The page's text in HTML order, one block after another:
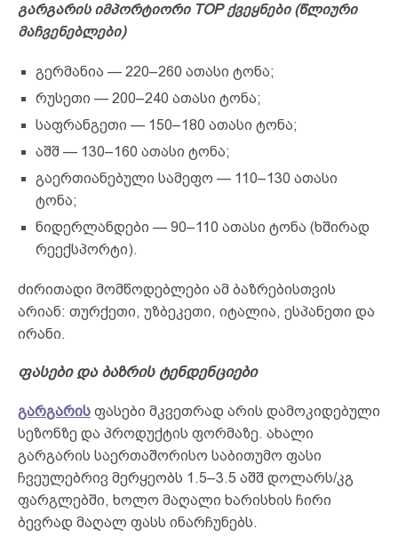
გარგარის იმპორტიორი TOP ქვეყნები (წლიური
მაჩვენებლები)
გერმანია — 220–260 ათასი ტონა;
რუსეთი — 200–240 ათასი ტონა;
საფრანგეთი — 150–180 ათასი ტონა;
აშშ — 130–160 ათასი ტონა;
გაერთიანებული სამეფო — 110–130 ათასი
ტონა;
ნიდერლანდები — 90–110 ათასი ტონა (ხშირად
რეექსპორტი).
ძირითადი მომწოდებლები ამ ბაზრებისთვის
არიან: თურქეთი, უზბეკეთი, იტალია, ესპანეთი და
ირანი.
ფასები და ბაზრის ტენდენციები
გარგარის ფასები მკვეთრად არის დამოკიდებული
სეზონზე და პროდუქტის ფორმაზე. ახალი
გარგარის საერთაშორისო საბითუმო ფასი
ჩვეულებრივ მერყეობს 1.5–3.5 აშშ დოლარს/კგ
ფარგლებში, ხოლო მაღალი ხარისხის ჩირი
ბევრად მაღალ ფასს ინარჩუნებს.